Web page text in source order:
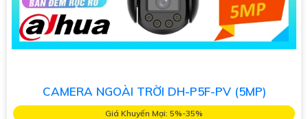
CAMERA NGOÀI TRỜI DH-P5F-PV (5MP)
Giá Khuyến Mại: 5%-35%